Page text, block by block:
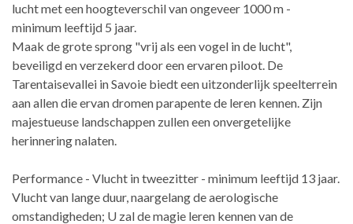
lucht met een hoogteverschil van ongeveer 1000 m -
minimum leeftijd 5 jaar.
Maak de grote sprong "vrij als een vogel in de lucht",
beveiligd en verzekerd door een ervaren piloot. De
Tarentaisevallei in Savoie biedt een uitzonderlijk speelterrein
aan allen die ervan dromen parapente de leren kennen. Zijn
majestueuse landschappen zullen een onvergetelijke
herinnering nalaten.
Performance - Vlucht in tweezitter - minimum leeftijd 13 jaar.
Vlucht van lange duur, naargelang de aerologische
omstandigheden; U zal de magie leren kennen van de